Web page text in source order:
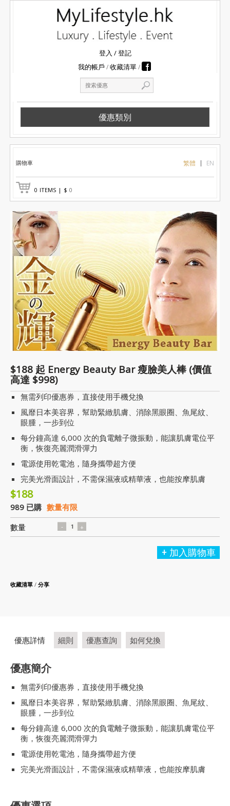
登入 /登記
我的帳戶
收藏清單
優惠類別
購物車 繁體 EN
0 ITEMS | $ 0
$188 起 Energy Beauty Bar 瘦臉美人棒 (價值
高達 $998)
無需列印優惠券，直接使用手機兌換
風靡日本美容界，幫助緊緻肌膚、消除黑眼圈、魚尾紋、
眼腫，一步到位
每分鐘高達 6,000 次的負電離子微振動，能讓肌膚電位平
衡，恢復亮麗潤滑彈力
電源使用乾電池，隨身攜帶超方便
完美光滑面設計，不需保濕液或精華液，也能按摩肌膚
$188
989 已購 數量有限
數量
加入購物車
收藏清單 / 分享
優惠詳情 細則 優惠查詢 如何兌換
優惠簡介
無需列印優惠券，直接使用手機兌換
風靡日本美容界，幫助緊緻肌膚、消除黑眼圈、魚尾紋、
眼腫，一步到位
每分鐘高達 6,000 次的負電離子微振動，能讓肌膚電位平
衡，恢復亮麗潤滑彈力
電源使用乾電池，隨身攜帶超方便
完美光滑面設計，不需保濕液或精華液，也能按摩肌膚